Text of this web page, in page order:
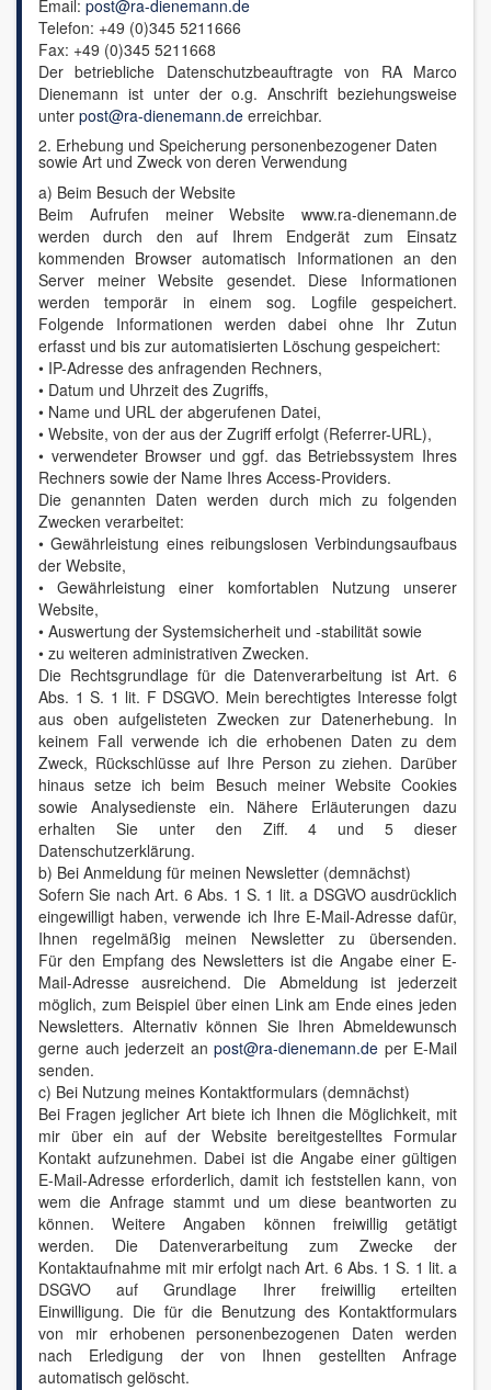
Email: post@ra-dienemann.de
Telefon: +49 (0)345 5211666
Fax: +49 (0)345 5211668
Der betriebliche Datenschutzbeauftragte von RA Marco
Dienemann ist unter der o.g. Anschrift beziehungsweise
unter post@ra-dienemann.de erreichbar.
2. Erhebung und Speicherung personenbezogener Daten
sowie Art und Zweck von deren Verwendung
a) Beim Besuch der Website
Beim Aufrufen meiner Website www.ra-dienemann.de
werden durch den auf Ihrem Endgerät zum Einsatz
kommenden Browser automatisch Informationen an den
Server meiner Website gesendet. Diese Informationen
werden temporär in einem sog. Logfile gespeichert.
Folgende Informationen werden dabei ohne Ihr Zutun
erfasst und bis zur automatisierten Löschung gespeichert:
• IP-Adresse des anfragenden Rechners,
• Datum und Uhrzeit des Zugriffs,
• Name und URL der abgerufenen Datei,
• Website, von der aus der Zugriff erfolgt (Referrer-URL),
• verwendeter Browser und ggf. das Betriebssystem Ihres
Rechners sowie der Name Ihres Access-Providers.
Die genannten Daten werden durch mich zu folgenden
Zwecken verarbeitet:
• Gewährleistung eines reibungslosen Verbindungsaufbaus
der Website,
• Gewährleistung einer komfortablen Nutzung unserer
Website,
• Auswertung der Systemsicherheit und -stabilität sowie
• zu weiteren administrativen Zwecken.
Die Rechtsgrundlage für die Datenverarbeitung ist Art. 6
Abs. 1 S. 1 lit. F DSGVO. Mein berechtigtes Interesse folgt
aus oben aufgelisteten Zwecken zur Datenerhebung. In
keinem Fall verwende ich die erhobenen Daten zu dem
Zweck, Rückschlüsse auf Ihre Person zu ziehen. Darüber
hinaus setze ich beim Besuch meiner Website Cookies
sowie Analysedienste ein. Nähere Erläuterungen dazu
erhalten Sie unter den Ziff. 4 und 5 dieser
Datenschutzerklärung.
b) Bei Anmeldung für meinen Newsletter (demnächst)
Sofern Sie nach Art. 6 Abs. 1 S. 1 lit. a DSGVO ausdrücklich
eingewilligt haben, verwende ich Ihre E-Mail-Adresse dafür,
Ihnen regelmäßig meinen Newsletter zu übersenden.
Für den Empfang des Newsletters ist die Angabe einer E-
Mail-Adresse ausreichend. Die Abmeldung ist jederzeit
möglich, zum Beispiel über einen Link am Ende eines jeden
Newsletters. Alternativ können Sie Ihren Abmeldewunsch
gerne auch jederzeit an post@ra-dienemann.de per E-Mail
senden.
c) Bei Nutzung meines Kontaktformulars (demnächst)
Bei Fragen jeglicher Art biete ich Ihnen die Möglichkeit, mit
mir über ein auf der Website bereitgestelltes Formular
Kontakt aufzunehmen. Dabei ist die Angabe einer gültigen
E-Mail-Adresse erforderlich, damit ich feststellen kann, von
wem die Anfrage stammt und um diese beantworten zu
können. Weitere Angaben können freiwillig getätigt
werden. Die Datenverarbeitung zum Zwecke der
Kontaktaufnahme mit mir erfolgt nach Art. 6 Abs. 1 S. 1 lit. a
DSGVO auf Grundlage Ihrer freiwillig erteilten
Einwilligung. Die für die Benutzung des Kontaktformulars
von mir erhobenen personenbezogenen Daten werden
nach Erledigung der von Ihnen gestellten Anfrage
automatisch gelöscht.